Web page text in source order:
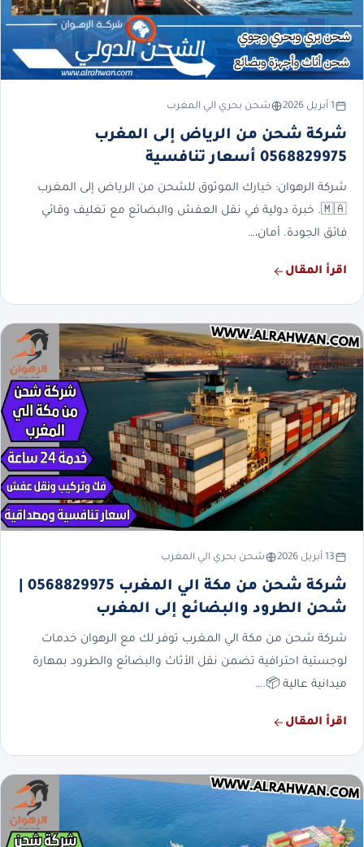
1 أبريل 2026 شحن بحري الي المغرب
شركة شحن من الرياض إلى المغرب
0568829975 أسعار تنافسية
شركة الرهوان: خيارك الموثوق للشحن من الرياض إلى المغرب
🇲🇦. خبرة دولية في نقل العفش والبضائع مع تغليف وقائي
فائق الجودة. أمان،…
اقرأ المقال
13 أبريل 2026 شحن بحري الي المغرب
شحن الطرود والبضائع إلى المغرب
شركة شحن من مكة الي المغرب توفر لك مع الرهوان خدمات
لوجستية احترافية تضمن نقل الأثاث والبضائع والطرود بمهارة
ميدانية عالية 📦.…
اقرأ المقال